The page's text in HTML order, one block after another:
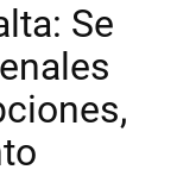
Se